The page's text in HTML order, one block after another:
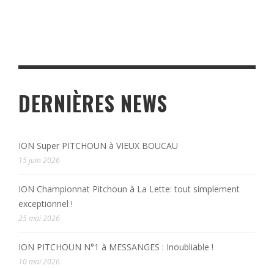
DERNIÈRES NEWS
ION Super PITCHOUN à VIEUX BOUCAU
15 juin 2026
ION Championnat Pitchoun à La Lette: tout simplement
exceptionnel !
25 mai 2026
ION PITCHOUN N°1 à MESSANGES : Inoubliable !
10 mai 2026